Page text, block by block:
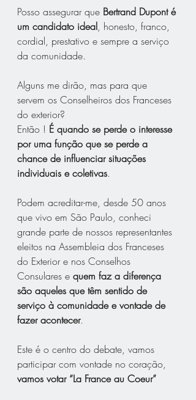
Posso assegurar que Bertrand Dupont é
um candidato ideal, honesto, franco,
cordial, prestativo e sempre a serviço
da comunidade.
Alguns me dirão, mas para que
servem os Conselheiros dos Franceses
do exterior?
Então ! É quando se perde o interesse
por uma função que se perde a
chance de influenciar situações
individuais e coletivas.
Podem acreditar-me, desde 50 anos
que vivo em São Paulo, conheci
grande parte de nossos representantes
eleitos na Assembleia dos Franceses
do Exterior e nos Conselhos
Consulares e quem faz a diferença
são aqueles que têm sentido de
serviço à comunidade e vontade de
fazer acontecer.
Este é o centro do debate, vamos
participar com vontade no coração,
vamos votar “La France au Coeur”